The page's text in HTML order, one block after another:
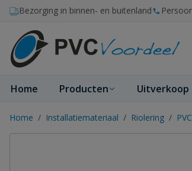
Ga naar de inhoud
Bezorging in binnen- en buitenland
Home Producten Uitverkoop
Home / Installatiemateriaal / Riolering /